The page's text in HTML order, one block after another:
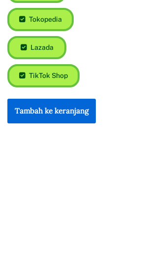
Tokopedia
Lazada
TikTok Shop
Tambah ke keranjang